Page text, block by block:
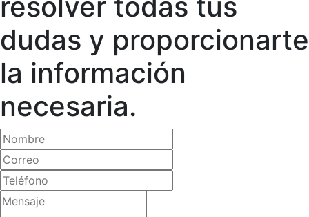
dudas y proporcionarte
la información
necesaria.